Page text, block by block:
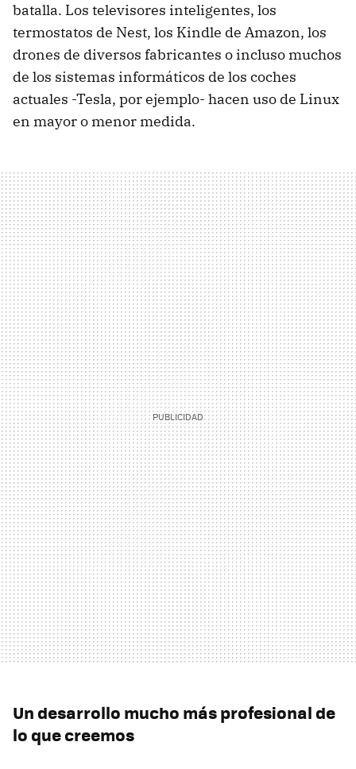
batalla. Los televisores inteligentes, los
termostatos de Nest, los Kindle de Amazon, los
drones de diversos fabricantes o incluso muchos
de los sistemas informáticos de los coches
actuales -Tesla, por ejemplo- hacen uso de Linux
en mayor o menor medida.
Un desarrollo mucho más profesional de
lo que creemos